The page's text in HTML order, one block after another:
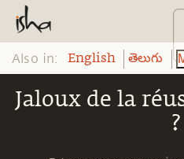
Also in: English తెలుగు
Jaloux de la
?